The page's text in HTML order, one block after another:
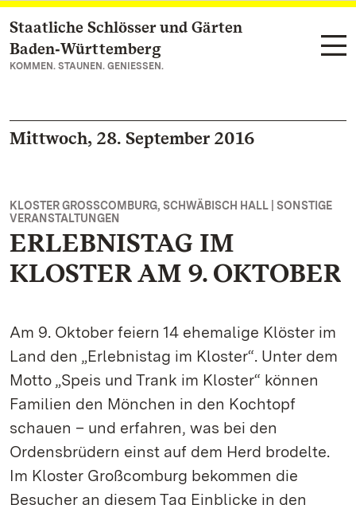
Zum Hauptinhalt springen
Staatliche Schlösser und Gärten
Baden‑Württemberg
KOMMEN. STAUNEN. GENIESSEN.
Mittwoch, 28. September 2016
KLOSTER GROSSCOMBURG, SCHWÄBISCH HALL | SONSTIGE V
ERANSTALTUNGEN
ERLEBNISTAG IM
KLOSTER AM 9. OKTOBER
Am 9. Oktober feiern 14 ehemalige Klöster im
Land den „Erlebnistag im Kloster“. Unter dem
Motto „Speis und Trank im Kloster“ können
Familien den Mönchen in den Kochtopf
schauen – und erfahren, was bei den
Ordensbrüdern einst auf dem Herd brodelte.
Im Kloster Großcomburg bekommen die
Besucher an diesem Tag Einblicke in den